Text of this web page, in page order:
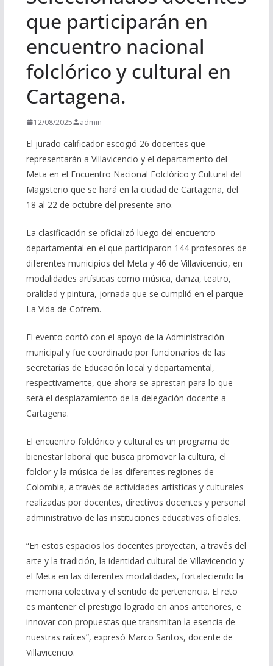
que participarán en
encuentro nacional
folclórico y cultural en
Cartagena.
12/08/2025 admin
El jurado calificador escogió 26 docentes que
representarán a Villavicencio y el departamento del
Meta en el Encuentro Nacional Folclórico y Cultural del
Magisterio que se hará en la ciudad de Cartagena, del
18 al 22 de octubre del presente año.
La clasificación se oficializó luego del encuentro
departamental en el que participaron 144 profesores de
diferentes municipios del Meta y 46 de Villavicencio, en
modalidades artísticas como música, danza, teatro,
oralidad y pintura, jornada que se cumplió en el parque
La Vida de Cofrem.
El evento contó con el apoyo de la Administración
municipal y fue coordinado por funcionarios de las
secretarías de Educación local y departamental,
respectivamente, que ahora se aprestan para lo que
será el desplazamiento de la delegación docente a
Cartagena.
El encuentro folclórico y cultural es un programa de
bienestar laboral que busca promover la cultura, el
folclor y la música de las diferentes regiones de
Colombia, a través de actividades artísticas y culturales
realizadas por docentes, directivos docentes y personal
administrativo de las instituciones educativas oficiales.
“En estos espacios los docentes proyectan, a través del
arte y la tradición, la identidad cultural de Villavicencio y
el Meta en las diferentes modalidades, fortaleciendo la
memoria colectiva y el sentido de pertenencia. El reto
es mantener el prestigio logrado en años anteriores, e
innovar con propuestas que transmitan la esencia de
nuestras raíces”, expresó Marco Santos, docente de
Villavicencio.